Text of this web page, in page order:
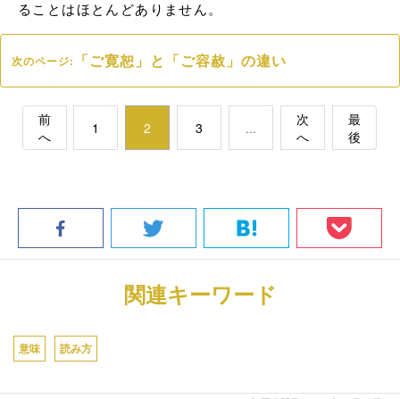
ることはほとんどありません。
次のページ: 「ご寛恕」と「ご容赦」の違い
前
へ
1 2 3 ...
次
へ
最
後
関連キーワード
意味 読み方